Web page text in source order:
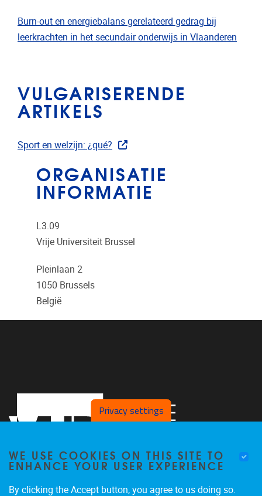
Burn-out en energiebalans gerelateerd gedrag bij
leerkrachten in het secundair onderwijs in Vlaanderen
VULGARISERENDE
ARTIKELS
Sport en welzijn: ¿qué?
ORGANISATIE
INFORMATIE
L3.09
Vrije Universiteit Brussel
Pleinlaan 2
1050 Brussels
België
Privacy settings
WE USE COOKIES ON THIS SITE TO
ENHANCE YOUR USER EXPERIENCE
By clicking the Accept button, you agree to us doing so.